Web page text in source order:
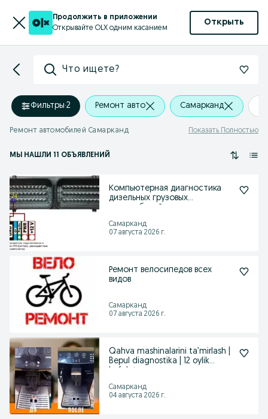
Продолжить в приложении
Открывайте OLX одним касанием
Открыть
Что ищете?
Фильтры·2 Ремонт авто Самарканд
Ремонт автомобилей Самарканд Показать Полностью
МЫ НАШЛИ 11 ОБЪЯВЛЕНИЙ
Компьютерная диагностика
дизельных грузовых
Самарканд
07 августа 2026 г.
Ремонт велосипедов всех
видов
Самарканд
07 августа 2026 г.
Qahva mashinalarini ta’mirlash |
Bepul diagnostika | 12 oylik
Самарканд
04 августа 2026 г.